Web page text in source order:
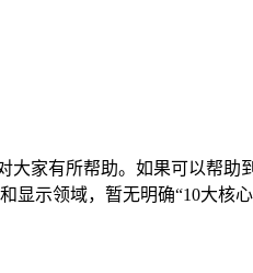
家有所帮助。如果可以帮助
示领域，暂无明确“10大核